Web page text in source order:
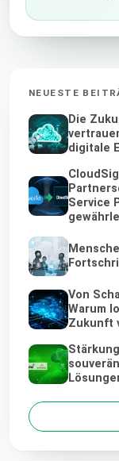
NEUESTE
Die
digitale
Service
Von
Warum
Zukunft